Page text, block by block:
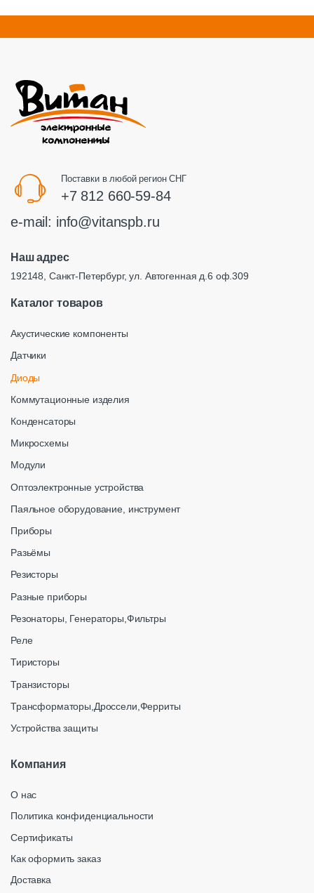
Поставки в любой регион СНГ
+7 812 660-59-84
e-mail: info@vitanspb.ru
Наш адрес
192148, Санкт-Петербург, ул. Автогенная д.6 оф.309
Каталог товаров
Акустические компоненты
Датчики
Диоды
Коммутационные изделия
Конденсаторы
Микросхемы
Модули
Оптоэлектронные устройства
Паяльное оборудование, инструмент
Приборы
Разьёмы
Резисторы
Разные приборы
Резонаторы, Генераторы,Фильтры
Реле
Тиристоры
Транзисторы
Трансформаторы,Дроссели,Ферриты
Устройства защиты
Компания
О нас
Политика конфиденциальности
Сертификаты
Как оформить заказ
Доставка